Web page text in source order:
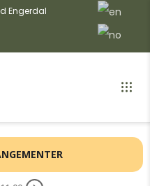
Engerdal